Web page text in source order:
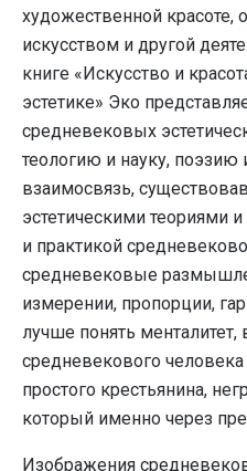
художественной
искусством и другой
книге «Искусство и
эстетике» Эко
средневековых
теологию и науку, поэзию
взаимосвязь,
эстетическими
и практикой
средневековые
измерении, пропорции,
лучше понять менталитет,
средневекового
простого крестьянина,
который именно через
Изображения